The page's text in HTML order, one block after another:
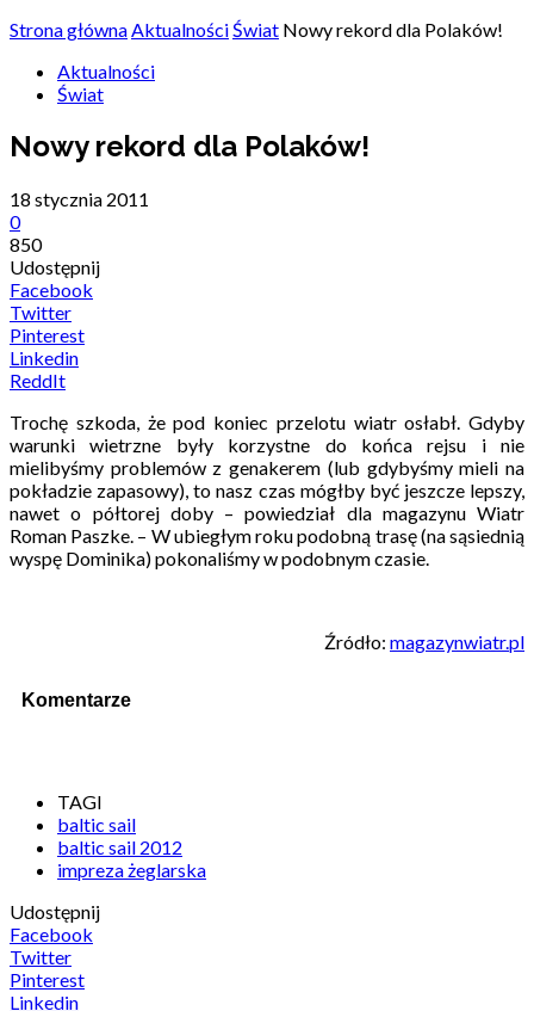
Strona głównaAktualnościŚwiat Nowy rekord dla Polaków!
Aktualności
Świat
Nowy rekord dla Polaków!
18 stycznia 2011
0
850
Udostępnij
Facebook
Twitter
Pinterest
Linkedin
ReddIt
Trochę szkoda, że pod koniec przelotu wiatr osłabł. Gdyby
warunki wietrzne były korzystne do końca rejsu i nie
mielibyśmy problemów z genakerem (lub gdybyśmy mieli na
pokładzie zapasowy), to nasz czas mógłby być jeszcze lepszy,
nawet o półtorej doby – powiedział dla magazynu Wiatr
Roman Paszke. – W ubiegłym roku podobną trasę (na sąsiednią
wyspę Dominika) pokonaliśmy w podobnym czasie.
Źródło: magazynwiatr.pl
Komentarze
TAGI
baltic sail
baltic sail 2012
impreza żeglarska
Udostępnij
Facebook
Twitter
Pinterest
Linkedin